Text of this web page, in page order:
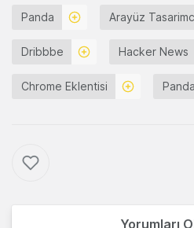
Panda Arayüz
Dribbbe Hacker News
Chrome Eklentisi
Yorumları